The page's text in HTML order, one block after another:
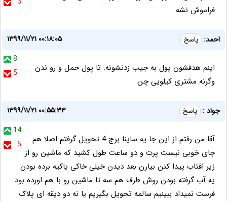
فراموش نشه
احمد: پاسخ
۱۳۹۹/۱۱/۲۱ ۰۰:۱۸:۰۵
8
5
اینم هدفشون پول به جیب زدنشونه. تا پول حمل و رو ندن
وگرنه مشتری کیلویی چن
جواد : پاسخ
۱۳۹۹/۱۱/۲۱ ۰۰:۵۵:۳۳
14
5
آقا من رفتم از این جا یه ساینا برج 4 تحویل گرفتم اصلا هم
جای خوبی نیست پرت و دو ساعت طول کشید که ماشین رو از
زیر افتاب پیدا کنن بیارن بعد دیدن خیلی خاکی پاکیه برده بودن
یه آب گرفته بودن روش طرف هم سه تا ماشین رو با هم اورده بود
فرست نمیداد ببینیم سالمه تحویل بگیریم یا نه دو دیقه ای پلاک